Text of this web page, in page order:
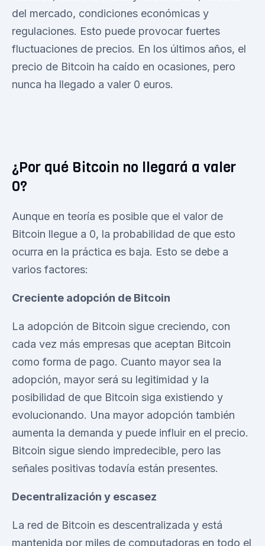
del mercado, condiciones económicas y
regulaciones. Esto puede provocar fuertes
fluctuaciones de precios. En los últimos años, el
precio de Bitcoin ha caído en ocasiones, pero
nunca ha llegado a valer 0 euros.
¿Por qué Bitcoin no llegará a valer
0?
Aunque en teoría es posible que el valor de
Bitcoin llegue a 0, la probabilidad de que esto
ocurra en la práctica es baja. Esto se debe a
varios factores:
Creciente adopción de Bitcoin
La adopción de Bitcoin sigue creciendo, con
cada vez más empresas que aceptan Bitcoin
como forma de pago. Cuanto mayor sea la
adopción, mayor será su legitimidad y la
posibilidad de que Bitcoin siga existiendo y
evolucionando. Una mayor adopción también
aumenta la demanda y puede influir en el precio.
Bitcoin sigue siendo impredecible, pero las
señales positivas todavía están presentes.
Decentralización y escasez
La red de Bitcoin es descentralizada y está
mantenida por miles de computadoras en todo el